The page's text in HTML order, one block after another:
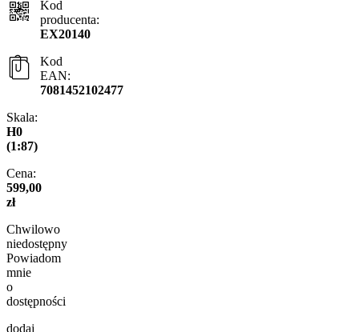
Kod
producenta:
EX20140
Kod
EAN:
7081452102477
Skala:
H0
(1:87)
Cena:
599,00
zł
Chwilowo
niedostępny
Powiadom
mnie
o
dostępności
dodaj